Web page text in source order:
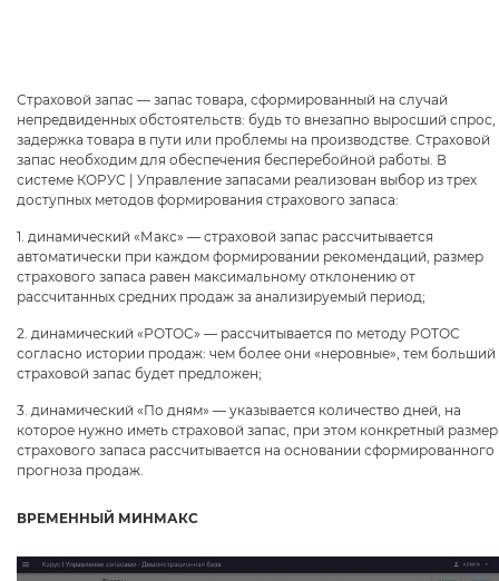
Страховой запас — запас товара, сформированный на случай
непредвиденных обстоятельств: будь то внезапно выросший спрос,
задержка товара в пути или проблемы на производстве. Страховой
запас необходим для обеспечения бесперебойной работы. В
системе КОРУС | Управление запасами реализован выбор из трех
доступных методов формирования страхового запаса:
1. динамический «Макс» — страховой запас рассчитывается
автоматически при каждом формировании рекомендаций, размер
страхового запаса равен максимальному отклонению от
рассчитанных средних продаж за анализируемый период;
2. динамический «РОТОС» — рассчитывается по методу РОТОС
согласно истории продаж: чем более они «неровные», тем больший
страховой запас будет предложен;
3. динамический «По дням» — указывается количество дней, на
которое нужно иметь страховой запас, при этом конкретный размер
страхового запаса рассчитывается на основании сформированного
прогноза продаж.
ВРЕМЕННЫЙ МИНМАКС